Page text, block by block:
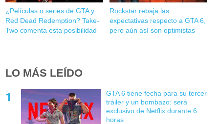
¿Películas o series de GTA y
Red Dead Redemption? Take-
Two comenta esta posibilidad
Rockstar rebaja las
expectativas respecto a GTA 6,
pero aún así son optimistas
LO MÁS LEÍDO
GTA 6 tiene fecha para su tercer
tráiler y un bombazo: será
exclusivo de Netflix durante 6
horas